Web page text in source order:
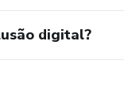
digital?